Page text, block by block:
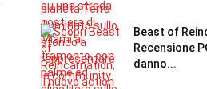
Beast of
Recensione
danno...